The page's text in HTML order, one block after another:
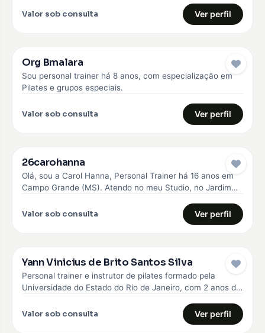
Valor sob consulta Ver perfil
Org Bmalara
Sou personal trainer há 8 anos, com especialização em
Pilates e grupos especiais.
Valor sob consulta Ver perfil
26carohanna
Olá, sou a Carol Hanna, Personal Trainer há 16 anos em
Campo Grande (MS). Atendo no meu Studio, no Jardim…
Valor sob consulta Ver perfil
Yann Vinicius de Brito Santos Silva
Personal trainer e instrutor de pilates formado pela
Universidade do Estado do Rio de Janeiro, com 2 anos de
Valor sob consulta Ver perfil